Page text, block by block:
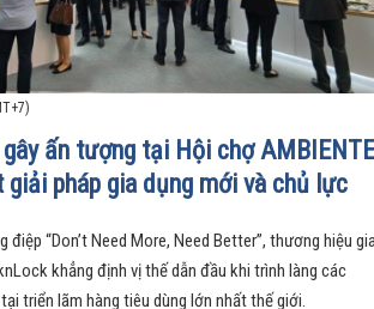
gây ấn tượng tại Hội chợ AMBIENTE
pháp gia dụng mới và chủ lực
điệp “Don’t Need More, Need Better”, thương hiệu
khẳng định vị thế dẫn đầu khi trình làng các
triển lãm hàng tiêu dùng lớn nhất thế giới.